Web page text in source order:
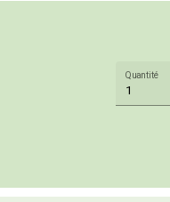
Quantité